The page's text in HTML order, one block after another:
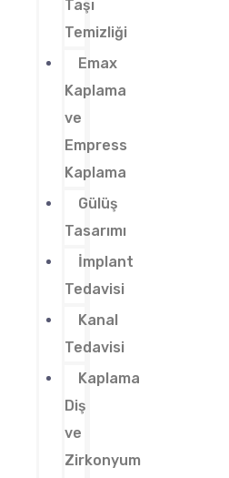
Taşı
Temizliği
Emax
Kaplama
ve
Empress
Kaplama
Gülüş
Tasarımı
İmplant
Tedavisi
Kanal
Tedavisi
Kaplama
Diş
ve
Zirkonyum